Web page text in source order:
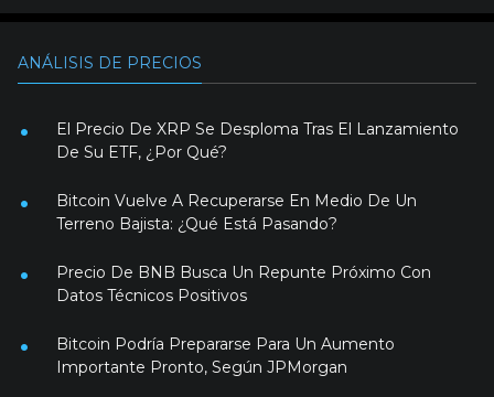
ANÁLISIS DE PRECIOS
El Precio De XRP Se Desploma Tras El Lanzamiento
De Su ETF, ¿Por Qué?
Bitcoin Vuelve A Recuperarse En Medio De Un
Terreno Bajista: ¿Qué Está Pasando?
Precio De BNB Busca Un Repunte Próximo Con
Datos Técnicos Positivos
Bitcoin Podría Prepararse Para Un Aumento
Importante Pronto, Según JPMorgan